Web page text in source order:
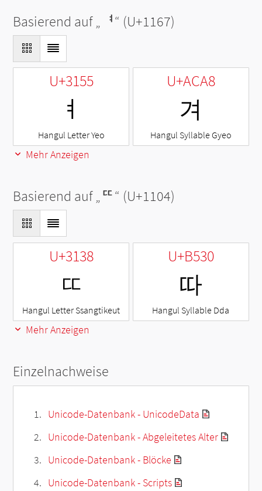
Basierend auf „ ᅧ“ (U+1167)
U+3155
ㅕ
Hangul Letter Yeo
U+ACA8
겨
Hangul Syllable Gyeo
Mehr Anzeigen
Basierend auf „ᄄ“ (U+1104)
U+3138
ㄸ
Hangul Letter Ssangtikeut
U+B530
따
Hangul Syllable Dda
Mehr Anzeigen
Einzelnachweise
Unicode-Datenbank - UnicodeData
Unicode-Datenbank - Abgeleitetes Alter
Unicode-Datenbank - Blöcke
Unicode-Datenbank - Scripts